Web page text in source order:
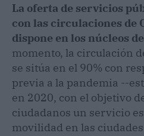
La oferta de servicios
con las circulaciones de
dispone en los núcleos
momento, la circulación
se sitúa en el 90% con
previa a la pandemia --
en 2020, con el objetivo
ciudadanos un servicio
movilidad en las